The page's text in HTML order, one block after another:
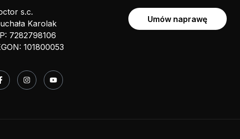
s.c.
Karolak
7282798106
101800053
Umów naprawę